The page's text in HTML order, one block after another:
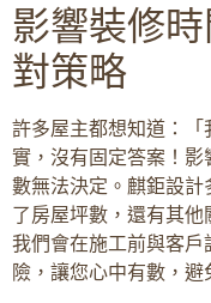
影響裝修
對策略
許多屋主都想知道：
實，沒有固定答案！
數無法決定。麒鉅設
了房屋坪數，還有其他
我們會在施工前與客
險，讓您心中有數，避